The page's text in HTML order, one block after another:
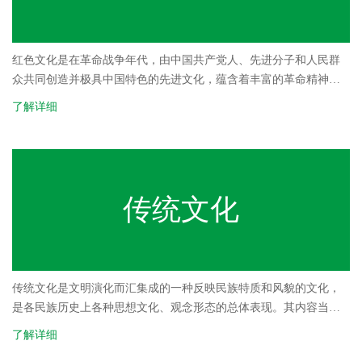
红色文化是在革命战争年代，由中国共产党人、先进分子和人民群
众共同创造并极具中国特色的先进文化，蕴含着丰富的革命精神和
厚重的历史文化内涵。红色文化是一种重要资源，包括物质文化和
了解详细
传统文化
传统文化是文明演化而汇集成的一种反映民族特质和风貌的文化，
是各民族历史上各种思想文化、观念形态的总体表现。其内容当为
历代存在过的种种物质的、制度的和精神的文化实体和文化意识。
了解详细